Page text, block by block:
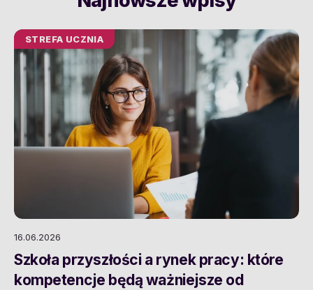
STREFA UCZNIA
16.06.2026
Szkoła przyszłości a rynek pracy: które
kompetencje będą ważniejsze od